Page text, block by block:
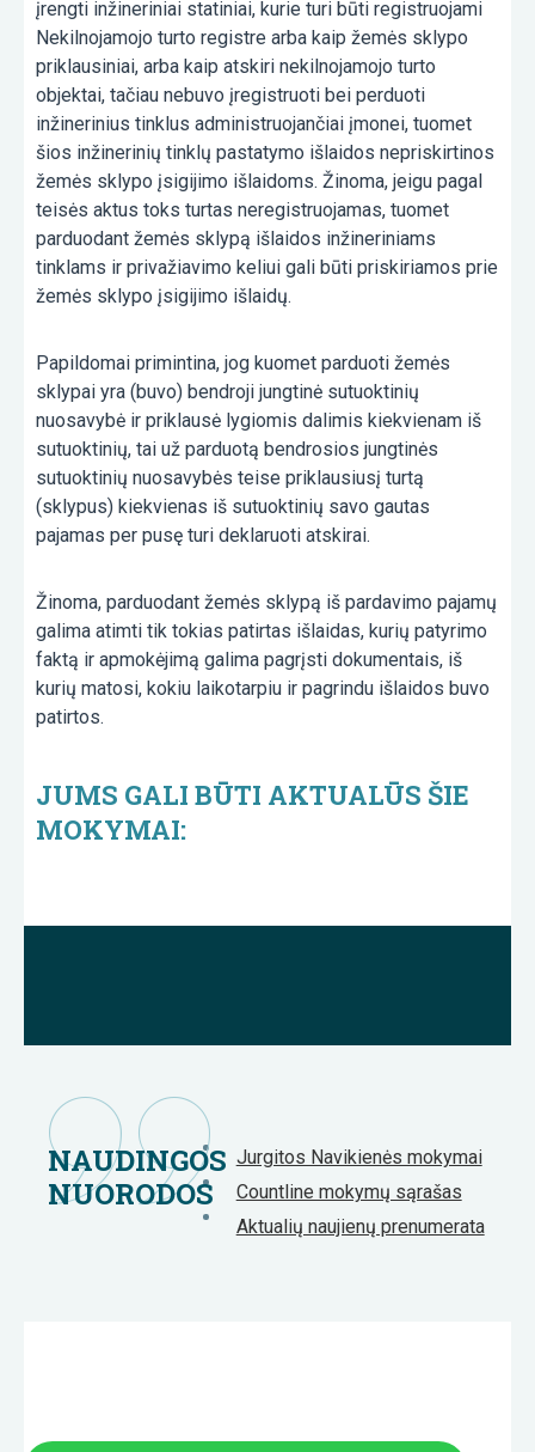
įrengti inžineriniai statiniai, kurie turi būti registruojami
Nekilnojamojo turto registre arba kaip žemės sklypo
priklausiniai, arba kaip atskiri nekilnojamojo turto
objektai, tačiau nebuvo įregistruoti bei perduoti
inžinerinius tinklus administruojančiai įmonei, tuomet
šios inžinerinių tinklų pastatymo išlaidos nepriskirtinos
žemės sklypo įsigijimo išlaidoms. Žinoma, jeigu pagal
teisės aktus toks turtas neregistruojamas, tuomet
parduodant žemės sklypą išlaidos inžineriniams
tinklams ir privažiavimo keliui gali būti priskiriamos prie
žemės sklypo įsigijimo išlaidų.
Papildomai primintina, jog kuomet parduoti žemės
sklypai yra (buvo) bendroji jungtinė sutuoktinių
nuosavybė ir priklausė lygiomis dalimis kiekvienam iš
sutuoktinių, tai už parduotą bendrosios jungtinės
sutuoktinių nuosavybės teise priklausiusį turtą
(sklypus) kiekvienas iš sutuoktinių savo gautas
pajamas per pusę turi deklaruoti atskirai.
Žinoma, parduodant žemės sklypą iš pardavimo pajamų
galima atimti tik tokias patirtas išlaidas, kurių patyrimo
faktą ir apmokėjimą galima pagrįsti dokumentais, iš
kurių matosi, kokiu laikotarpiu ir pagrindu išlaidos buvo
patirtos.
JUMS GALI BŪTI AKTUALŪS ŠIE
MOKYMAI:
NAUDINGOS
NUORODOS
Jurgitos Navikienės mokymai
Countline mokymų sąrašas
Aktualių naujienų prenumerata